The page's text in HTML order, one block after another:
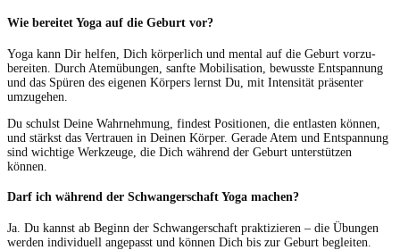
Wie bereitet Yoga auf die Geburt vor?
Yoga kann Dir helfen, Dich kör­per­lich und men­tal auf die Geburt vorzu­
bere­it­en. Durch Atemübun­gen, san­fte Mobil­i­sa­tion, bewusste Entspan­nung
und das Spüren des eige­nen Kör­pers lernst Du, mit Inten­sität präsen­ter
umzugehen.
Du schulst Deine Wahrnehmung, find­est Posi­tio­nen, die ent­las­ten kön­nen,
und stärkst das Ver­trauen in Deinen Kör­p­er. Ger­ade Atem und Entspan­nung
sind wichtige Werkzeuge, die Dich während der Geburt unter­stützen
können.
Darf ich während der Schwangerschaft Yoga machen?
Ja. Du kannst ab Beginn der Schwanger­schaft prak­tizieren – die Übun­gen
wer­den indi­vidu­ell angepasst und kön­nen Dich bis zur Geburt begleiten.